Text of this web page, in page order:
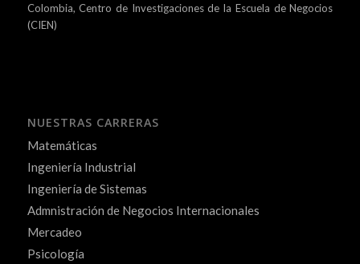
Colombia, Centro de Investigaciones de la Escuela de Negocios
(CIEN)
NUESTRAS CARRERAS
Matemáticas
Ingeniería Industrial
Ingeniería de Sistemas
Admnistración de Negocios Internacionales
Mercadeo
Psicología